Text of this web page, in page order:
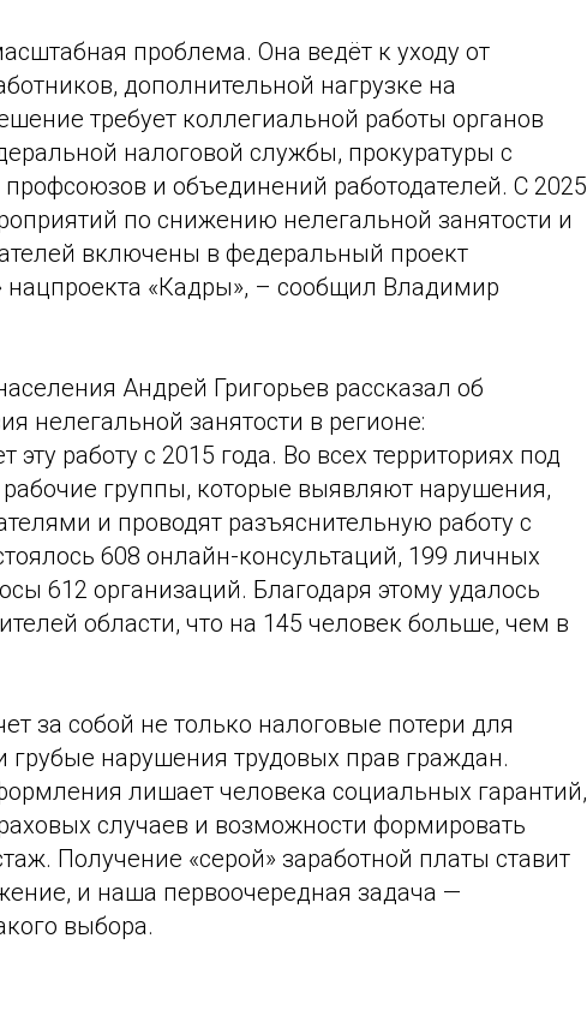
проблема. Она ведёт к уходу от
дополнительной нагрузке на
требует коллегиальной работы органов
налоговой службы, прокуратуры с
и объединений работодателей. С 2025
по снижению нелегальной занятости и
включены в федеральный проект
нацпроекта «Кадры», – сообщил Владимир
Андрей Григорьев рассказал об
нелегальной занятости в регионе:
эту работу с 2015 года. Во всех территориях под
группы, которые выявляют нарушения,
и проводят разъяснительную работу с
608 онлайн-консультаций, 199 личных
612 организаций. Благодаря этому удалось
области, что на 145 человек больше, чем в
за собой не только налоговые потери для
грубые нарушения трудовых прав граждан.
лишает человека социальных гарантий,
случаев и возможности формировать
Получение «серой» заработной платы ставит
и наша первоочередная задача —
выбора.